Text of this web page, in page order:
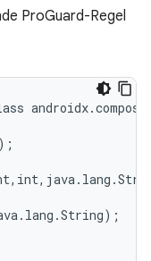
ProGuard-Regel